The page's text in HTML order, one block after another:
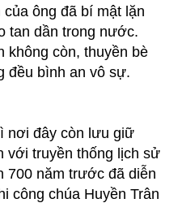
ông đã bí mật lặn
tan dần trong nước.
không còn, thuyền bè
đều bình an vô sự.
nơi đây còn lưu giữ
với truyền thống lịch sử
700 năm trước đã diễn
công chúa Huyền Trân